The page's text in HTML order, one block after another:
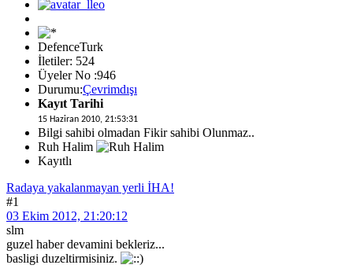
DefenceTurk
İletiler: 524
Üyeler No :946
Durumu:Çevrimdışı
Kayıt Tarihi
15 Haziran 2010, 21:53:31
Bilgi sahibi olmadan Fikir sahibi Olunmaz..
Ruh Halim
Kayıtlı
Radaya yakalanmayan yerli İHA!
#1
03 Ekim 2012, 21:20:12
slm
guzel haber devamini bekleriz...
basligi duzeltirmisiniz.